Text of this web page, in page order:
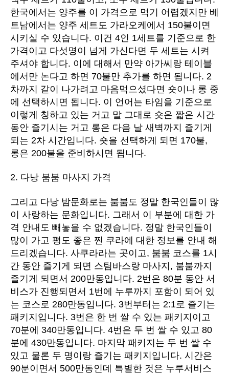
한국에서는 양주를 이 가격으로 먹기 어렵겠지만 베
트남에서는 양주 세트도 가라오케에서 150불이면
시키실 수 있습니다. 이건 4인 1세트를 기준으로 한
가격이고 다섯명이 넘게 가신다면 두 세트는 시켜
주셔야 합니다. 이에 대해서 만약 아가씨랑 테이블
에서만 논다고 하면 70불만 추가를 하면 됩니다. 2
차까지 같이 나가려고 마음먹으셨다면 숏이나 롱 중
에 선택하시면 됩니다. 이 언어는 타임을 기준으로
이렇게 칭하고 있는 거고 말 그대로 숏은 짧은 시간
동안 즐기시는 거고 롱은 다음 날 새벽까지 즐기게
되는 2차 시간입니다. 숏을 선택하게 되면 170불,
롱은 200불을 준비하시면 됩니다.
2. 다낭 붐붐 마사지 가격
그리고 다낭 밤문화로는 붐붐도 정말 한국인들이 많
이 사랑하는 문화입니다. 그래서 이 부분에 대한 가
격 안내도 빼놓을 수 없겠습니다. 정말 한국인들이
많이 가고 평도 좋은 찐 쿠라에 대한 정보를 안내 해
드리겠습니다. 사쿠라라는 곳이고, 붐붐 코스를 1시
간 동안 즐기게 되면 스팀바스랑 마사지, 붐붐까지
즐기게 되면서 200만동입니다. 2번은 80분 동안 서
비스가 진행되면서 1번에 누루까지 포함이 되어 있
는 코스로 280만동입니다. 3번부터는 2:1로 즐기는
패키지입니다. 3번은 한 번 쌀 수 있는 패키지이고
70분에 340만동입니다. 4번은 두 번 쌀 수 있고 80
분에 430만동입니다. 마지막 패키지는 두 번 쌀 수
있고 물론 두 명이랑 즐기는 패키지입니다. 시간은
90분이면서 500만동인데 특별한 것은 누루서비스